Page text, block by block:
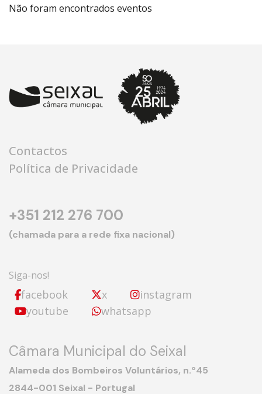
Não foram encontrados eventos
Contactos
Política de Privacidade
+351 212 276 700
(chamada para a rede fixa nacional)
Siga-nos!
facebook x
instagram
youtube
whatsapp
Câmara Municipal do Seixal
Alameda dos Bombeiros Voluntários, n.º45
2844-001 Seixal - Portugal